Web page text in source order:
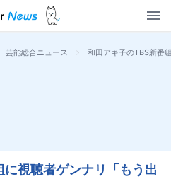
芸能総合ニュース > 和田アキ子のTBS新番
視聴者ゲンナリ「もう出